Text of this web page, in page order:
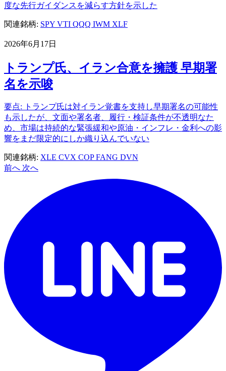
度な先行ガイダンスを減らす方針を示した
関連銘柄: SPY VTI QQQ IWM XLF
2026年6月17日
トランプ氏、イラン合意を擁護 早期署
名を示唆
要点: トランプ氏は対イラン覚書を支持し早期署名の可能性
も示したが、文面や署名者、履行・検証条件が不透明なた
め、市場は持続的な緊張緩和や原油・インフレ・金利への影
響をまだ限定的にしか織り込んでいない
関連銘柄: XLE CVX COPFANG DVN
前へ 次へ